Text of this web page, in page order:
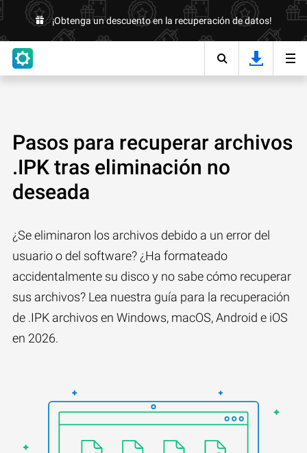
¡Obtenga un descuento en la recuperación de datos!
Pasos para recuperar archivos
.IPK tras eliminación no
deseada
¿Se eliminaron los archivos debido a un error del
usuario o del software? ¿Ha formateado
accidentalmente su disco y no sabe cómo recuperar
sus archivos? Lea nuestra guía para la recuperación
de .IPK archivos en Windows, macOS, Android e iOS
en 2026.